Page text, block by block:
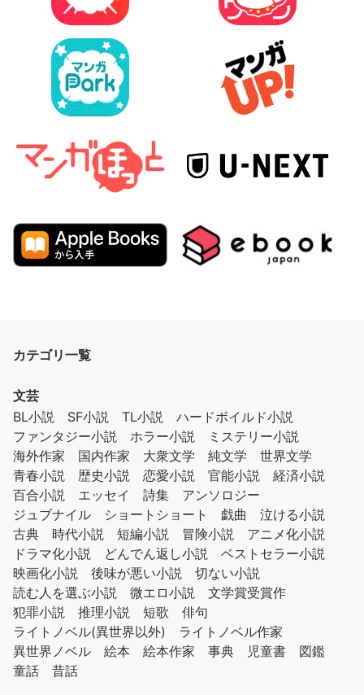
カテゴリ一覧
文芸
BL小説
SF小説 TL小説
ハードボイルド小説
ファンタジー小説
ホラー小説
ミステリー小説
海外作家
国内作家 大衆文学 純文学
世界文学
青春小説
歴史小説 恋愛小説 官能小説
経済小説
百合小説
エッセイ 詩集
アンソロジー
ジュブナイル
ショートショート 戯曲
泣ける小説
古典
時代小説 短編小説 冒険小説
アニメ化小説
ドラマ化小説
どんでん返し小説
ベストセラー小説
映画化小説
後味が悪い小説
切ない小説
読む人を選ぶ小説
微エロ小説
文学賞受賞作
犯罪小説
推理小説 短歌
俳句
ライトノベル(異世界以外)
ライトノベル作家
異世界ノベル
絵本 絵本作家 事典 児童書
図鑑
童話
昔話